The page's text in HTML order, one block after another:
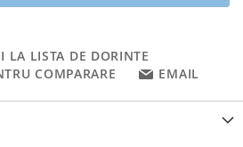
LA LISTA DE DORINTE
COMPARARE
EMAIL